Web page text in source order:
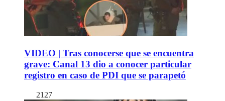
VIDEO | Tras conocerse que se encuentra
grave: Canal 13 dio a conocer particular
registro en caso de PDI que se parapetó
2127